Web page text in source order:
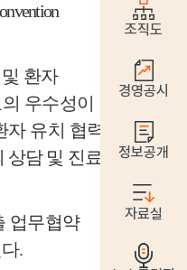
및 환자
우수성이
유치 협력
상담 및 진료
업무협약
.
조직도
경영공시
정보공개
자료실